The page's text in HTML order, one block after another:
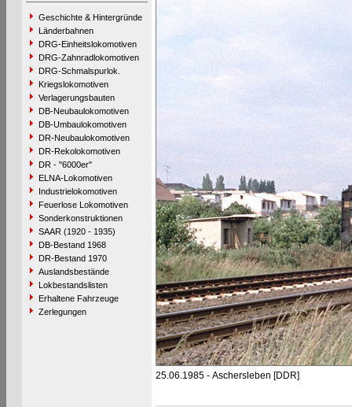
Geschichte & Hintergründe
Länderbahnen
DRG-Einheitslokomotiven
DRG-Zahnradlokomotiven
DRG-Schmalspurlok.
Kriegslokomotiven
Verlagerungsbauten
DB-Neubaulokomotiven
DB-Umbaulokomotiven
DR-Neubaulokomotiven
DR-Rekolokomotiven
DR - "6000er"
ELNA-Lokomotiven
Industrielokomotiven
Feuerlose Lokomotiven
Sonderkonstruktionen
SAAR (1920 - 1935)
DB-Bestand 1968
DR-Bestand 1970
Auslandsbestände
Lokbestandslisten
Erhaltene Fahrzeuge
Zerlegungen
25.06.1985 - Aschersleben [DDR]